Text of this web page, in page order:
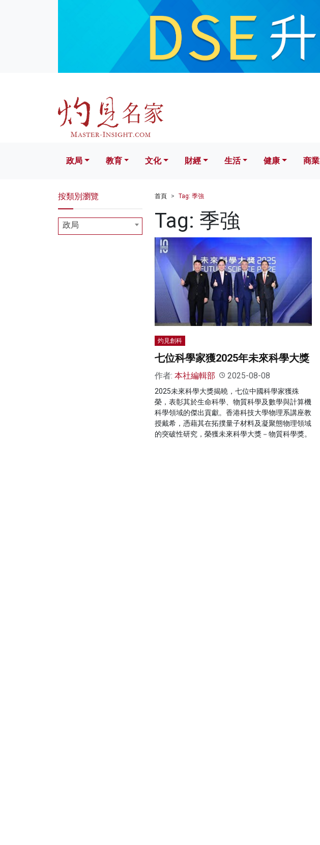
文化 財經 生活 健康
政局 教育 文化 財經 生活 健康 商業
首頁 Tag: 季強
Tag: 季強
灼見創科
七位科學家獲2025年未來科學大獎
作者: 本社編輯部 2025-08-08
2025未來科學大獎揭曉，七位中國科學家獲殊
榮，表彰其於生命科學、物質科學及數學與計算機
科學領域的傑出貢獻。香港科技大學物理系講座教
授戴希，憑藉其在拓撲量子材料及凝聚態物理領域
的突破性研究，榮獲未來科學大獎－物質科學獎。
按類別瀏覽
政局